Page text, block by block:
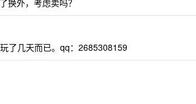
换外，考虑卖吗？
了几天而已。qq：2685308159